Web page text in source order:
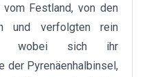
vom Festland, von den
und verfolgten rein
wobei sich ihr
der Pyrenäenhalbinsel,